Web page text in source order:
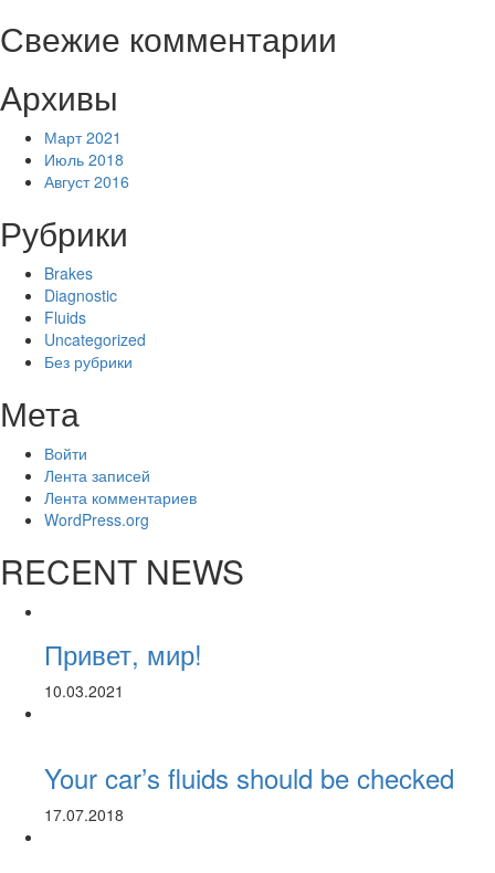
Свежие комментарии
Архивы
Март 2021
Июль 2018
Август 2016
Рубрики
Brakes
Diagnostic
Fluids
Uncategorized
Без рубрики
Мета
Войти
Лента записей
Лента комментариев
WordPress.org
RECENT NEWS
Привет, мир!
10.03.2021
Your car’s fluids should be checked
17.07.2018